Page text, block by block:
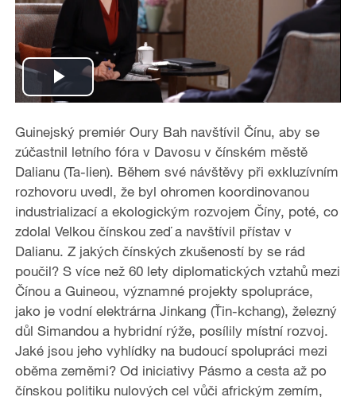
y
V
i
d
e
o
P
l
a
y
V
i
d
e
o
Guinejský premiér Oury Bah navštívil Čínu, aby se
zúčastnil letního fóra v Davosu v čínském městě
Dalianu (Ta-lien). Během své návštěvy při exkluzívním
rozhovoru uvedl, že byl ohromen koordinovanou
industrializací a ekologickým rozvojem Číny, poté, co
zdolal Velkou čínskou zeď a navštívil přístav v
Dalianu. Z jakých čínských zkušeností by se rád
poučil? S více než 60 lety diplomatických vztahů mezi
Čínou a Guineou, významné projekty spolupráce,
jako je vodní elektrárna Jinkang (Ťin-kchang), železný
důl Simandou a hybridní rýže, posílily místní rozvoj.
Jaké jsou jeho vyhlídky na budoucí spolupráci mezi
oběma zeměmi? Od iniciativy Pásmo a cesta až po
čínskou politiku nulových cel vůči africkým zemím,